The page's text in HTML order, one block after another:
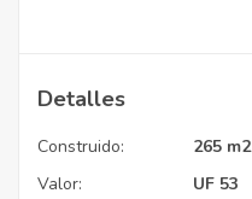
Detalles
Construido:
265 m2
Valor:
UF 53